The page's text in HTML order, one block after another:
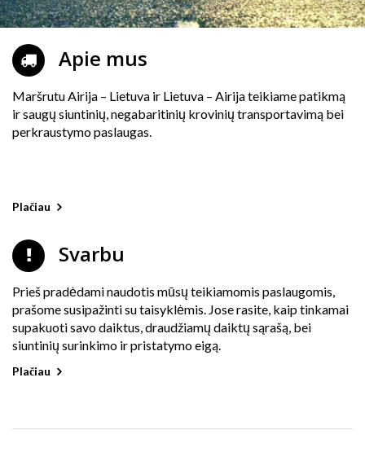
Apie mus
Maršrutu Airija – Lietuva ir Lietuva – Airija teikiame patikmą
ir saugų siuntinių, negabaritinių krovinių transportavimą bei
perkraustymo paslaugas.
Plačiau
Svarbu
Prieš pradėdami naudotis mūsų teikiamomis paslaugomis,
prašome susipažinti su taisyklėmis. Jose rasite, kaip tinkamai
supakuoti savo daiktus, draudžiamų daiktų sąrašą, bei
siuntinių surinkimo ir pristatymo eigą.
Plačiau